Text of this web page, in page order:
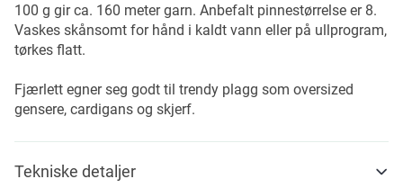
100 g gir ca. 160 meter garn. Anbefalt pinnestørrelse er 8.
Vaskes skånsomt for hånd i kaldt vann eller på ullprogram,
tørkes flatt.
Fjærlett egner seg godt til trendy plagg som oversized
gensere, cardigans og skjerf.
Tekniske detaljer